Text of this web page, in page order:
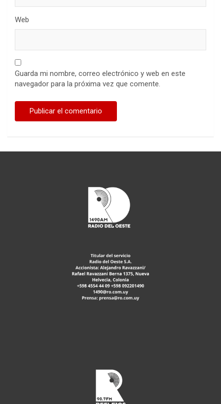
Web
Guarda mi nombre, correo electrónico y web en este
navegador para la próxima vez que comente.